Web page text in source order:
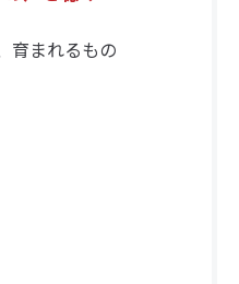
育まれるもの